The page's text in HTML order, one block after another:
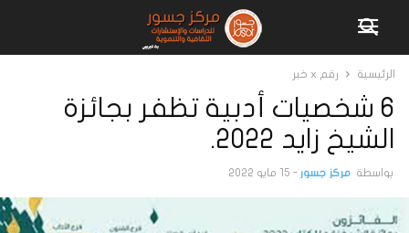
الرئيسية رقم x خبر
6 شخصيات أدبية تظفر بجائزة
الشيخ زايد 2022.
بواسطة مركز جسور - 15 مايو 2022